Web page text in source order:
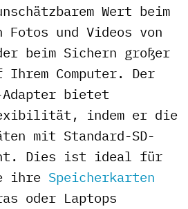
Wert beim
Fotos und Videos von
beim Sichern großer
Ihrem Computer. Der
Adapter bietet
indem er die
mit Standard-SD-
Dies ist ideal für
ihre Speicherkarten
oder Laptops